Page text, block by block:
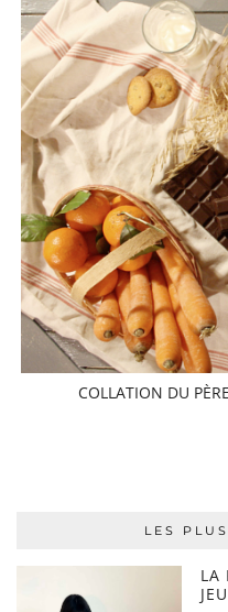
COLLATION DU
LES
LA